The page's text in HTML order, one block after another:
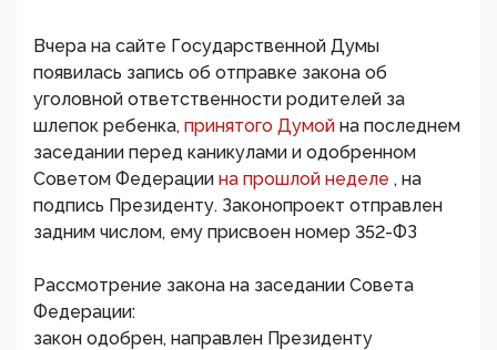
Вчера на сайте Государственной Думы
появилась запись об отправке закона об
уголовной ответственности родителей за
шлепок ребенка, принятого Думой на последнем
заседании перед каникулами и одобренном
Советом Федерации на прошлой неделе , на
подпись Президенту. Законопроект отправлен
задним числом, ему присвоен номер 352-ФЗ
Рассмотрение закона на заседании Совета
Федерации:
закон одобрен, направлен Президенту